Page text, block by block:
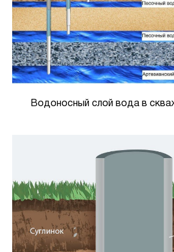
Водоносный слой вода в